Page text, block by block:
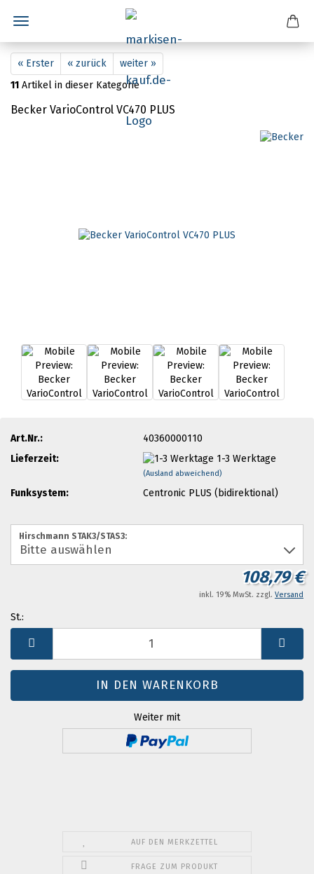
« Erster « zurück
weiter »
11 Artikel in dieser Kategorie
Becker VarioControl VC470 PLUS
Art.Nr.:
40360000110
Lieferzeit:
1-3 Werktage
(Ausland abweichend)
Funksystem: Centronic PLUS (bidirektional)
Hirschmann STAK3/STAS3:
108,79 €
inkl. 19% MwSt. zzgl. Versand
St.:
St.
Weiter mit
AUF DEN MERKZETTEL
FRAGE ZUM PRODUKT